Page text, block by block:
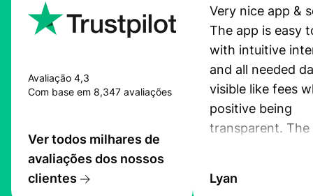
Avaliação 4,3
Com base em 8,347 avaliações
Ver todos milhares de
avaliações dos nossos
clientes
Very nice app &
The app is easy
with intuitive
and all needed
visible like fees
positive being
transparent. The
the exchange
Lyan